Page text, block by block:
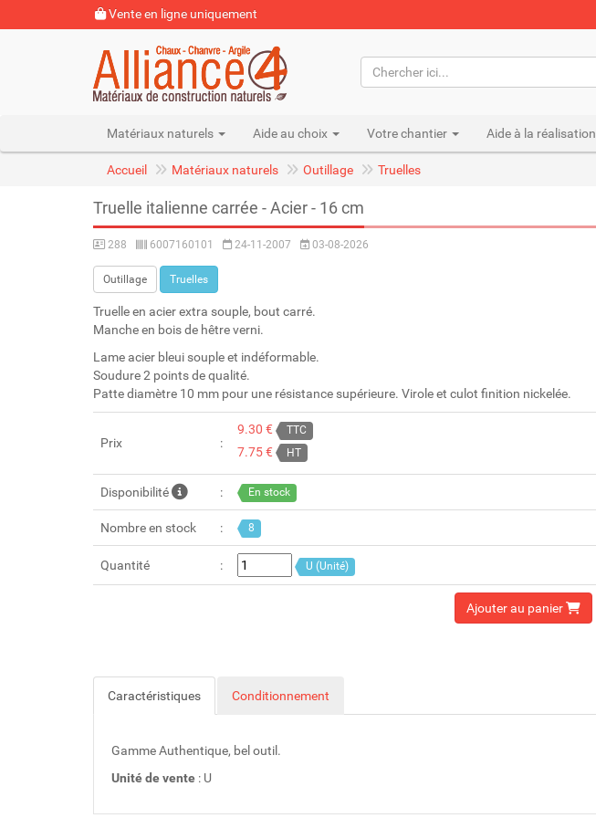
Vente en ligne uniquement
Matériaux naturels Aide au choix Votre chantier Aide à la réalisation
Accueil Matériaux naturels Outillage Truelles
Truelle italienne carrée - Acier - 16 cm
288 6007160101 24-11-2007 03-08-2026
Outillage Truelles
Truelle en acier extra souple, bout carré.
Manche en bois de hêtre verni.
Lame acier bleui souple et indéformable.
Soudure 2 points de qualité.
Patte diamètre 10 mm pour une résistance supérieure. Virole et culot finition nickelée.
Prix
9.30 € TTC
7.75 € HT
Disponibilité En stock
Nombre en stock 8
Quantité U (Unité)
Ajouter au panier
Caractéristiques Conditionnement
Gamme Authentique, bel outil.
Unité de vente : U